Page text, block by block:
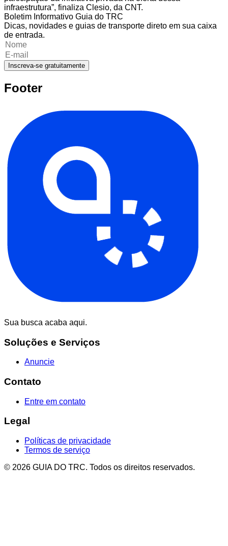
infraestrutura”, finaliza Clesio, da CNT.
Boletim Informativo Guia do TRC
Dicas, novidades e guias de transporte direto em sua caixa
de entrada.
Inscreva-se gratuitamente
Footer
Sua busca acaba aqui.
Soluções e Serviços
Anuncie
Contato
Entre em contato
Legal
Políticas de privacidade
Termos de serviço
© 2026 GUIA DO TRC. Todos os direitos reservados.